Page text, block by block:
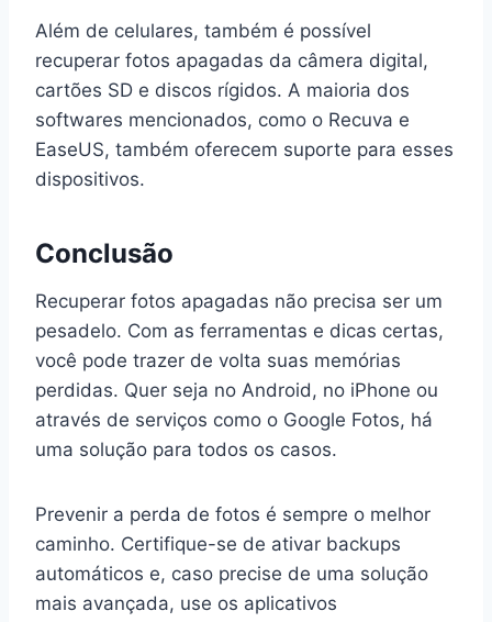
Além de celulares, também é possível
recuperar fotos apagadas da câmera digital,
cartões SD e discos rígidos. A maioria dos
softwares mencionados, como o Recuva e
EaseUS, também oferecem suporte para esses
dispositivos.
Conclusão
Recuperar fotos apagadas não precisa ser um
pesadelo. Com as ferramentas e dicas certas,
você pode trazer de volta suas memórias
perdidas. Quer seja no Android, no iPhone ou
através de serviços como o Google Fotos, há
uma solução para todos os casos.
Prevenir a perda de fotos é sempre o melhor
caminho. Certifique-se de ativar backups
automáticos e, caso precise de uma solução
mais avançada, use os aplicativos